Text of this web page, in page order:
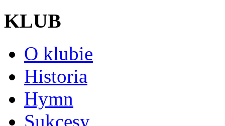
KLUB
O klubie
Historia
Hymn
Sukcesy